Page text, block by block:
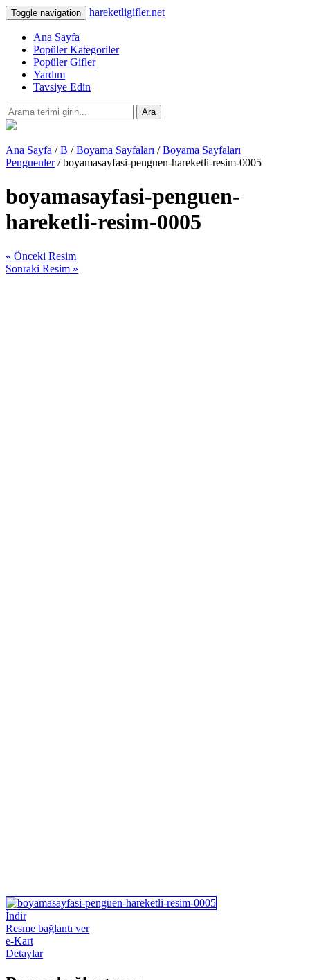
Toggle navigation hareketligifler.net
Ana Sayfa
Popüler Kategoriler
Popüler Gifler
Yardım
Tavsiye Edin
Ara
Ana Sayfa /B /Boyama Sayfaları /Boyama Sayfaları
Penguenler/ boyamasayfasi-penguen-hareketli-resim-0005
boyamasayfasi-penguen-
hareketli-resim-0005
« Önceki Resim
Sonraki Resim »
İndir
Resme bağlantı ver
e-Kart
Detaylar